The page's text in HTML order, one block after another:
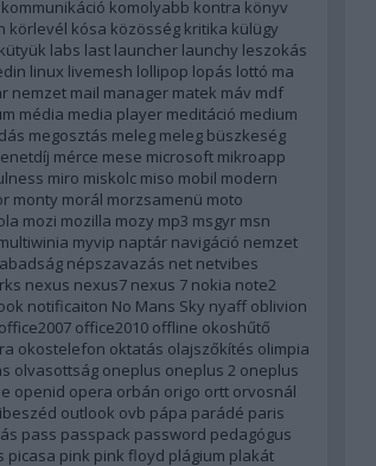
kommunikáció komolyabb kontra könyv
körlevél kósa közösség kritika külügy
kütyük labs last launcher launchy leszokás
linux livemesh lollipop lopás lottó ma
nemzet mail manager matek máv mdf
média media player meditáció medium
megosztás meleg meleg büszkeség
mérce mese microsoft mikroapp
miro miskolc miso mobil modern
monty morál morzsamenü moto
mozi mozilla mozy mp3 msgyr msn
myvip naptár navigáció nemzet
népszavazás net netvibes
nexus nexus7 nexus 7 nokia note2
notificaiton No Mans Sky nyaff oblivion
office2007 office2010 offline okoshűtő
okostelefon oktatás olajszőkítés olimpia
olvasottság oneplus oneplus 2 oneplus
openid opera orbán origo ortt orvosnál
outlook ovb pápa parádé paris
pass passpack password pedagógus
picasa pink pink floyd plágium plakát